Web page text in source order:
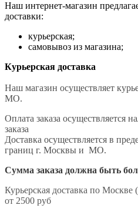
Наш интернет-магазин
доставки:
курьерская;
самовывоз из магазина;
Курьерская доставка
Наш магазин осуществляет
МО.
Оплата заказа осуществляется
заказа
Доставка осуществляется в
границ г. Москвы и МО.
Сумма заказа должна быть
Курьерская доставка по
от 2500 руб